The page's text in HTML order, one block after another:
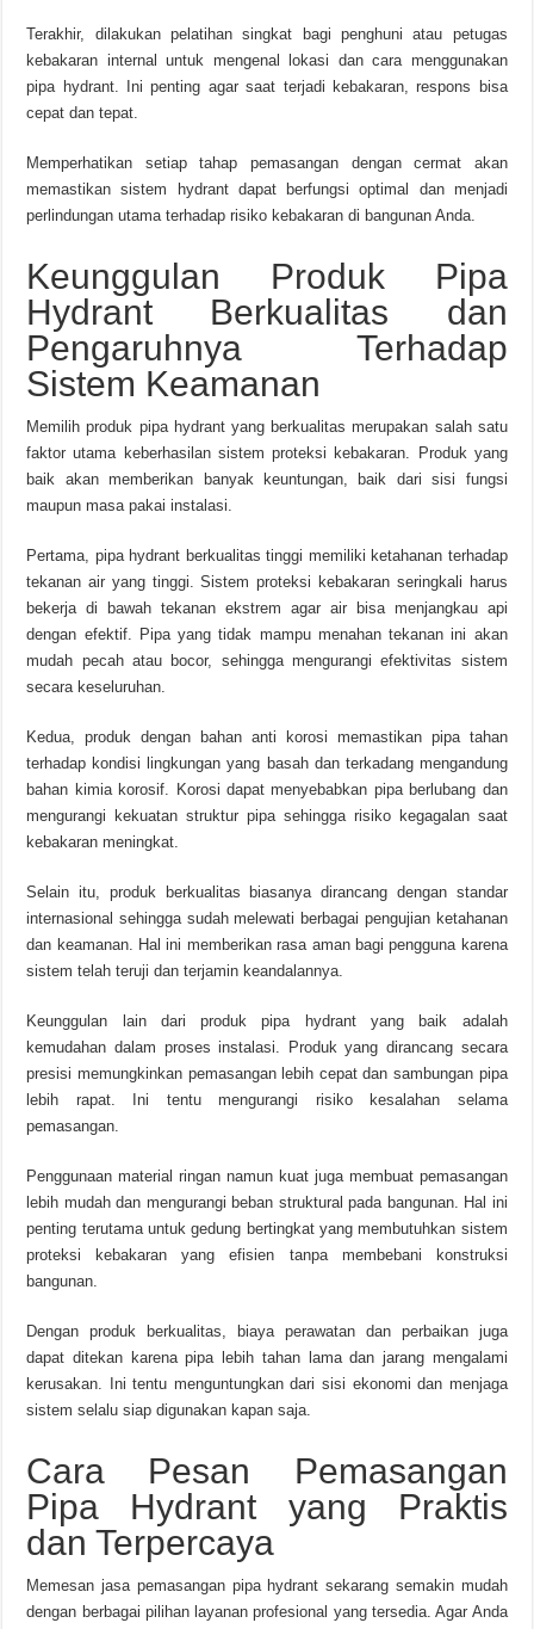
Terakhir, dilakukan pelatihan singkat bagi penghuni atau petugas
kebakaran internal untuk mengenal lokasi dan cara menggunakan
pipa hydrant. Ini penting agar saat terjadi kebakaran, respons bisa
cepat dan tepat.
Memperhatikan setiap tahap pemasangan dengan cermat akan
memastikan sistem hydrant dapat berfungsi optimal dan menjadi
perlindungan utama terhadap risiko kebakaran di bangunan Anda.
Keunggulan Produk Pipa
Hydrant Berkualitas dan
Pengaruhnya Terhadap
Sistem Keamanan
Memilih produk pipa hydrant yang berkualitas merupakan salah satu
faktor utama keberhasilan sistem proteksi kebakaran. Produk yang
baik akan memberikan banyak keuntungan, baik dari sisi fungsi
maupun masa pakai instalasi.
Pertama, pipa hydrant berkualitas tinggi memiliki ketahanan terhadap
tekanan air yang tinggi. Sistem proteksi kebakaran seringkali harus
bekerja di bawah tekanan ekstrem agar air bisa menjangkau api
dengan efektif. Pipa yang tidak mampu menahan tekanan ini akan
mudah pecah atau bocor, sehingga mengurangi efektivitas sistem
secara keseluruhan.
Kedua, produk dengan bahan anti korosi memastikan pipa tahan
terhadap kondisi lingkungan yang basah dan terkadang mengandung
bahan kimia korosif. Korosi dapat menyebabkan pipa berlubang dan
mengurangi kekuatan struktur pipa sehingga risiko kegagalan saat
kebakaran meningkat.
Selain itu, produk berkualitas biasanya dirancang dengan standar
internasional sehingga sudah melewati berbagai pengujian ketahanan
dan keamanan. Hal ini memberikan rasa aman bagi pengguna karena
sistem telah teruji dan terjamin keandalannya.
Keunggulan lain dari produk pipa hydrant yang baik adalah
kemudahan dalam proses instalasi. Produk yang dirancang secara
presisi memungkinkan pemasangan lebih cepat dan sambungan pipa
lebih rapat. Ini tentu mengurangi risiko kesalahan selama
pemasangan.
Penggunaan material ringan namun kuat juga membuat pemasangan
lebih mudah dan mengurangi beban struktural pada bangunan. Hal ini
penting terutama untuk gedung bertingkat yang membutuhkan sistem
proteksi kebakaran yang efisien tanpa membebani konstruksi
bangunan.
Dengan produk berkualitas, biaya perawatan dan perbaikan juga
dapat ditekan karena pipa lebih tahan lama dan jarang mengalami
kerusakan. Ini tentu menguntungkan dari sisi ekonomi dan menjaga
sistem selalu siap digunakan kapan saja.
Cara Pesan Pemasangan
Pipa Hydrant yang Praktis
dan Terpercaya
Memesan jasa pemasangan pipa hydrant sekarang semakin mudah
dengan berbagai pilihan layanan profesional yang tersedia. Agar Anda